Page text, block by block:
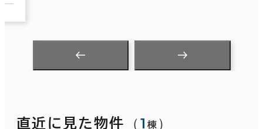
直近に見た物件 （1 棟 ）